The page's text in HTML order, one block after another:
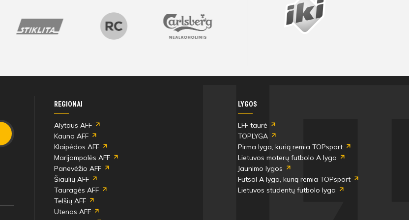
REGIONAI
Alytaus AFF
Kauno AFF
Klaipėdos AFF
Marijampolės AFF
Panevėžio AFF
Šiaulių AFF
Tauragės AFF
Telšių AFF
Utenos AFF
LYGOS
LFF taurė
TOPLYGA
Pirma lyga, kurią remia TOPsport
Lietuvos moterų futbolo A lyga
Jaunimo lygos
Futsal A lyga, kurią remia TOPsport
Lietuvos studentų futbolo lyga